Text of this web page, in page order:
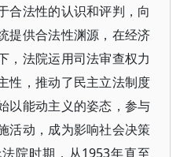
合法性的认识和评判，向
提供合法性渊源，在经济
，法院运用司法审查权力
性，推动了民主立法制度
以能动主义的姿态，参与
活动，成为影响社会决策
院时期，从1953年直至